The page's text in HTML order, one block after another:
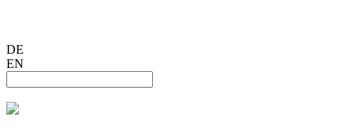
DE
EN